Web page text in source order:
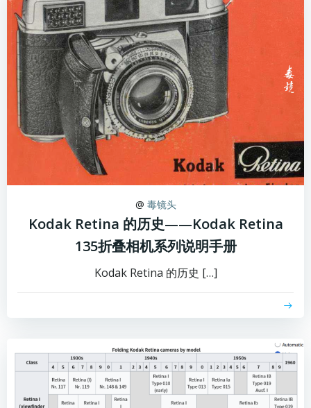
@ 毒镜头
Kodak Retina 的历史——Kodak Retina
135折叠相机系列说明手册
Kodak Retina 的历史 […]